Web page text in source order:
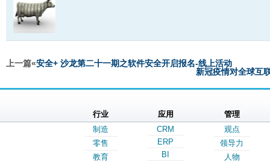
上一篇«安全+ 沙龙第二十一期之软件安全开启报名-线上活动
新冠疫情对全球互
行业
制造
零售
教育
应用
CRM
ERP
BI
管理
观点
领导力
人物